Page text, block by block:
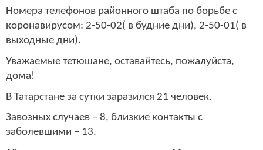
Номера телефонов районного штаба по борьбе с
коронавирусом: 2-50-02( в будние дни), 2-50-01( в
выходные дни).
Уважаемые тетюшане, оставайтесь, пожалуйста,
дома!
В Татарстане за сутки заразился 21 человек.
Завозных случаев – 8, близкие контакты с
заболевшими – 13.